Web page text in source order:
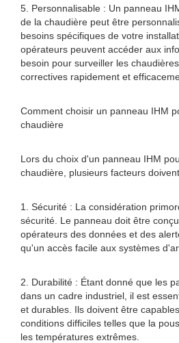
5. Personnalisable : Un panneau
de la chaudière peut être
besoins spécifiques de votre
opérateurs peuvent accéder aux
besoin pour surveiller les
correctives rapidement et
Comment choisir un panneau IHM
chaudière
Lors du choix d'un panneau IHM
chaudière, plusieurs facteurs
1. Sécurité : La considération
sécurité. Le panneau doit être
opérateurs des données et des
qu'un accès facile aux systèmes
2. Durabilité : Étant donné que les
dans un cadre industriel, il est
et durables. Ils doivent être
conditions difficiles telles que la
les températures extrêmes.